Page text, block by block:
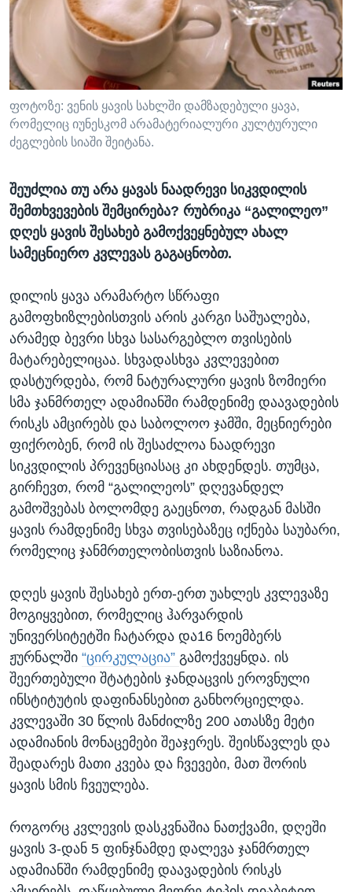
ᲡᲢᲣᲓᲘᲐ ᲕᲐᲨᲘᲜᲒᲢᲝᲜᲘ
ᲔᲙᲝᲜᲝᲛᲘᲙᲐ
ᲯᲐᲜᲛᲠᲗᲔᲚᲝᲑᲐ
ᲛᲔᲪᲜᲘᲔᲠᲔᲑᲐ
ᲘᲜᲢᲔᲠᲕᲘᲣ
ᲙᲣᲚᲢᲣᲠᲐ
ᲓᲔᲖᲘᲜᲤᲝᲠᲛᲐᲪᲘᲐ
Learning English
ᲗᲕᲐᲚᲘ ᲒᲕᲐᲓᲔᲕᲜᲔᲗ
ენები
ფოტოზე: ვენის ყავის სახლში დამზადებული ყავა,
რომელიც იუნესკომ არამატერიალური კულტურული
ძეგლების სიაში შეიტანა.
შეუძლია თუ არა ყავას ნაადრევი სიკვდილის
შემთხვევების შემცირება? რუბრიკა “გალილეო”
დღეს ყავის შესახებ გამოქვეყნებულ ახალ
სამეცნიერო კვლევას გაგაცნობთ.
დილის ყავა არამარტო სწრაფი
გამოფხიზლებისთვის არის კარგი საშუალება,
არამედ ბევრი სხვა სასარგებლო თვისების
მატარებელიცაა. სხვადასხვა კვლევებით
დასტურდება, რომ ნატურალური ყავის ზომიერი
სმა ჯანმრთელ ადამიანში რამდენიმე დაავადების
რისკს ამცირებს და საბოლოო ჯამში, მეცნიერები
ფიქრობენ, რომ ის შესაძლოა ნაადრევი
სიკვდილის პრევენციასაც კი ახდენდეს. თუმცა,
გირჩევთ, რომ “გალილეოს” დღევანდელ
გამოშვებას ბოლომდე გაეცნოთ, რადგან მასში
ყავის რამდენიმე სხვა თვისებაზეც იქნება საუბარი,
რომელიც ჯანმრთელობისთვის საზიანოა.
დღეს ყავის შესახებ ერთ-ერთ უახლეს კვლევაზე
მოგიყვებით, რომელიც ჰარვარდის
უნივერსიტეტში ჩატარდა და16 ნოემბერს
ჟურნალში “ცირკულაცია” გამოქვეყნდა. ის
შეერთებული შტატების ჯანდაცვის ეროვნული
ინსტიტუტის დაფინანსებით განხორციელდა.
კვლევაში 30 წლის მანძილზე 200 ათასზე მეტი
ადამიანის მონაცემები შეაჯერეს. შეისწავლეს და
შეადარეს მათი კვება და ჩვევები, მათ შორის
ყავის სმის ჩვეულება.
როგორც კვლევის დასკვნაშია ნათქვამი, დღეში
ყავის 3-დან 5 ფინჯნამდე დალევა ჯანმრთელ
ადამიანში რამდენიმე დაავადების რისკს